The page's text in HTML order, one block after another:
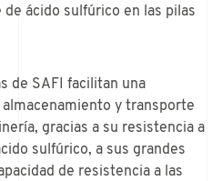
ácido sulfúrico en las pilas
de SAFI facilitan una
y transporte
gracias a su resistencia a
sulfúrico, a sus grandes
de resistencia a las